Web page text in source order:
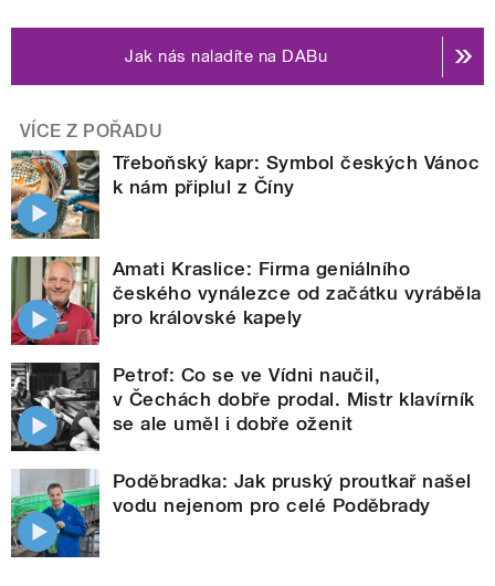
Jak nás naladíte na DABu
VÍCE Z POŘADU
Třeboňský kapr: Symbol českých Vánoc
k nám připlul z Číny
Amati Kraslice: Firma geniálního
českého vynálezce od začátku vyráběla
pro královské kapely
Petrof: Co se ve Vídni naučil,
v Čechách dobře prodal. Mistr klavírník
se ale uměl i dobře oženit
Poděbradka: Jak pruský proutkař našel
vodu nejenom pro celé Poděbrady